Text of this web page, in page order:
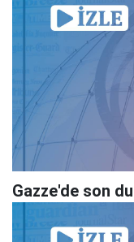
Gazze'de son